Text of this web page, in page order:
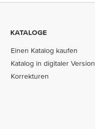
KATALOGE
Einen Katalog kaufen
Katalog in digitaler Version
Korrekturen